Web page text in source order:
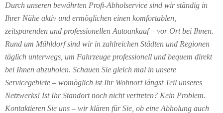
Durch unseren bewährten Profi-Abholservice sind wir ständig in
Ihrer Nähe aktiv und ermöglichen einen komfortablen,
zeitsparenden und professionellen Autoankauf – vor Ort bei Ihnen.
Rund um Mühldorf sind wir in zahlreichen Städten und Regionen
täglich unterwegs, um Fahrzeuge professionell und bequem direkt
bei Ihnen abzuholen. Schauen Sie gleich mal in unsere
Servicegebiete – womöglich ist Ihr Wohnort längst Teil unseres
Netzwerks! Ist Ihr Standort noch nicht vertreten? Kein Problem.
Kontaktieren Sie uns – wir klären für Sie, ob eine Abholung auch